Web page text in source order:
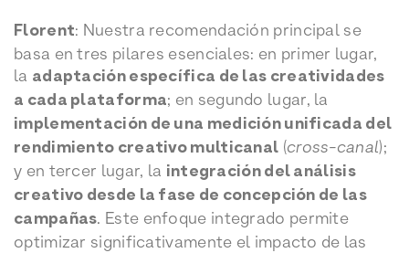
Florent: Nuestra recomendación principal se
basa en tres pilares esenciales: en primer lugar,
la adaptación específica de las creatividades
a cada plataforma; en segundo lugar, la
implementación de una medición unificada del
rendimiento creativo multicanal (cross-canal);
y en tercer lugar, la integración del análisis
creativo desde la fase de concepción de las
campañas. Este enfoque integrado permite
optimizar significativamente el impacto de las